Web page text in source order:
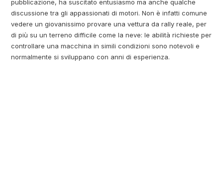
pubblicazione, ha suscitato entusiasmo ma anche qualche
discussione tra gli appassionati di motori. Non è infatti comune
vedere un giovanissimo provare una vettura da rally reale, per
di più su un terreno difficile come la neve: le abilità richieste per
controllare una macchina in simili condizioni sono notevoli e
normalmente si sviluppano con anni di esperienza.